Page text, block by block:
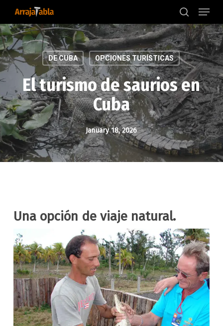
main
content
search
Menu
DE CUBA OPCIONES TURÍSTICAS
El turismo de saurios en
Cuba
January 18, 2026
Una opción de viaje natural.